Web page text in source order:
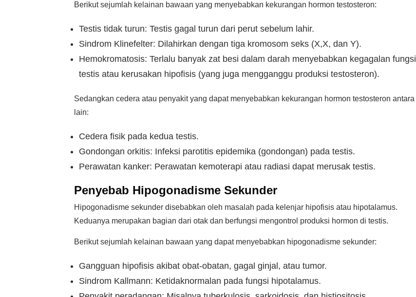
Berikut sejumlah kelainan bawaan yang menyebabkan kekurangan hormon testosteron:
Testis tidak turun: Testis gagal turun dari perut sebelum lahir.
Sindrom Klinefelter: Dilahirkan dengan tiga kromosom seks (X,X, dan Y).
Hemokromatosis: Terlalu banyak zat besi dalam darah menyebabkan kegagalan fungsi
testis atau kerusakan hipofisis (yang juga mengganggu produksi testosteron).
Sedangkan cedera atau penyakit yang dapat menyebabkan kekurangan hormon testosteron antara
lain:
Cedera fisik pada kedua testis.
Gondongan orkitis: Infeksi parotitis epidemika (gondongan) pada testis.
Perawatan kanker: Perawatan kemoterapi atau radiasi dapat merusak testis.
Penyebab Hipogonadisme Sekunder
Hipogonadisme sekunder disebabkan oleh masalah pada kelenjar hipofisis atau hipotalamus.
Keduanya merupakan bagian dari otak dan berfungsi mengontrol produksi hormon di testis.
Berikut sejumlah kelainan bawaan yang dapat menyebabkan hipogonadisme sekunder:
Gangguan hipofisis akibat obat-obatan, gagal ginjal, atau tumor.
Sindrom Kallmann: Ketidaknormalan pada fungsi hipotalamus.